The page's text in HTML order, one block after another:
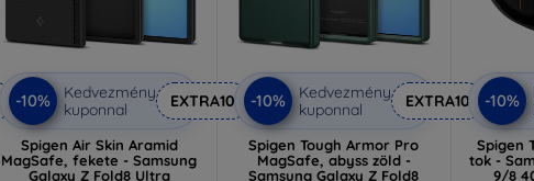
-10%
Kedvezmény
kuponnal
EXTRA10
Spigen Air Skin Aramid
MagSafe, fekete - Samsung
Galaxy Z Fold8 Ultra
-10%
Kedvezmény
kuponnal
EXTRA10
Spigen Tough Armor Pro
MagSafe, abyss zöld -
Samsung Galaxy Z Fold8
-10%
Spigen
tok -
9/8